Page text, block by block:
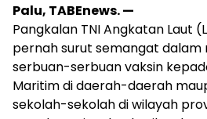
Palu, TABEnews. —
Pangkalan TNI Angkatan Laut
pernah surut semangat dalam
serbuan-serbuan vaksin
Maritim di daerah-daerah
sekolah-sekolah di wilayah